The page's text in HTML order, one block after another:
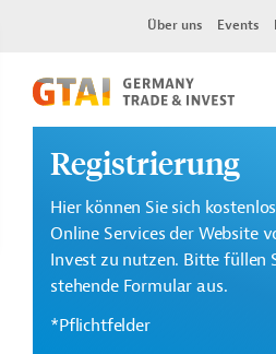
Über uns Events
Registrierung
Hier können Sie sich
Online Services der Website
Invest zu nutzen. Bitte füllen
stehende Formular aus.
*Pflichtfelder